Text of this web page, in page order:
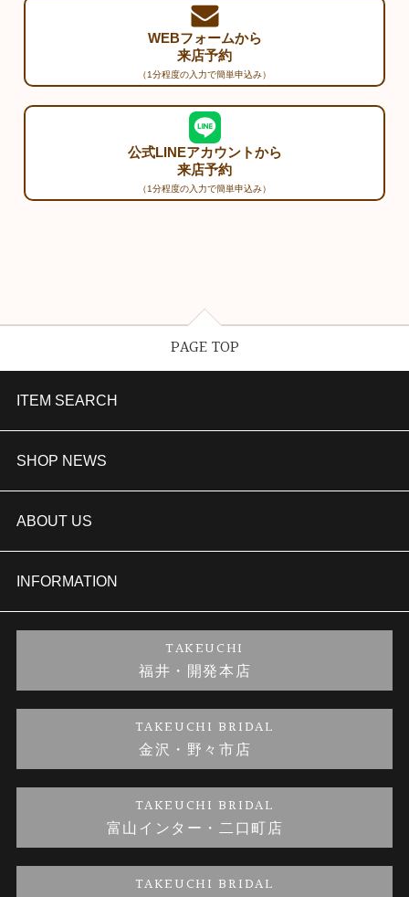
WEBフォームから
来店予約
（1分程度の入力で簡単申込み）
公式LINEアカウントから
来店予約
（1分程度の入力で簡単申込み）
PAGE TOP
ITEM SEARCH
婚約指輪
結婚指輪
セットリング
婚約ネックレス
金・プラチナのお取引
SHOP NEWS
TAKEUCHI BRIDAL金沢本店情報
商品一覧
ブランドリスト
金澤指輪工房｜手作りペアリング
金澤指輪工房｜手作り結婚指輪 and 婚約指輪
金澤指輪工房｜手作り婚約指輪プロポーズプラン
ABOUT US
会社概要
お客様の声
INFORMATION
プライバシーポリシー
TAKEUCHI
福井・開発本店
TAKEUCHI BRIDAL
金沢・野々市店
TAKEUCHI BRIDAL
富山インター・二口町店
TAKEUCHI BRIDAL